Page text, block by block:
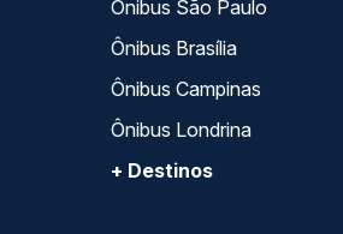
Ônibus São Paulo
Ônibus Brasília
Ônibus Campinas
Ônibus Londrina
+ Destinos